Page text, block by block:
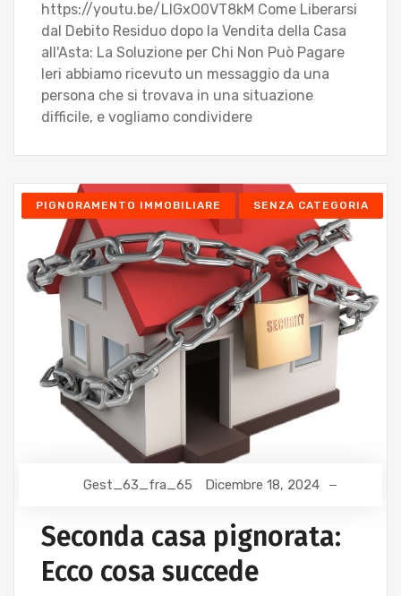
https://youtu.be/LlGxO0VT8kM Come Liberarsi
dal Debito Residuo dopo la Vendita della Casa
all'Asta: La Soluzione per Chi Non Può Pagare
Ieri abbiamo ricevuto un messaggio da una
persona che si trovava in una situazione
difficile, e vogliamo condividere
PIGNORAMENTO IMMOBILIARE SENZA CATEGORIA
Gest_63_fra_65 Dicembre 18, 2024
Seconda casa pignorata:
Ecco cosa succede